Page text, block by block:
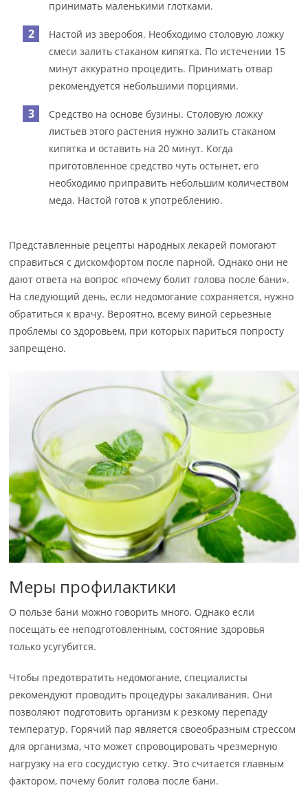
принимать маленькими глотками.
Настой из зверобоя. Необходимо столовую ложку
смеси залить стаканом кипятка. По истечении 15
минут аккуратно процедить. Принимать отвар
рекомендуется небольшими порциями.
Средство на основе бузины. Столовую ложку
листьев этого растения нужно залить стаканом
кипятка и оставить на 20 минут. Когда
приготовленное средство чуть остынет, его
необходимо приправить небольшим количеством
меда. Настой готов к употреблению.
Представленные рецепты народных лекарей помогают
справиться с дискомфортом после парной. Однако они не
дают ответа на вопрос «почему болит голова после бани».
На следующий день, если недомогание сохраняется, нужно
обратиться к врачу. Вероятно, всему виной серьезные
проблемы со здоровьем, при которых париться попросту
запрещено.
Меры профилактики
О пользе бани можно говорить много. Однако если
посещать ее неподготовленным, состояние здоровья
только усугубится.
Чтобы предотвратить недомогание, специалисты
рекомендуют проводить процедуры закаливания. Они
позволяют подготовить организм к резкому перепаду
температур. Горячий пар является своеобразным стрессом
для организма, что может спровоцировать чрезмерную
нагрузку на его сосудистую сетку. Это считается главным
фактором, почему болит голова после бани.